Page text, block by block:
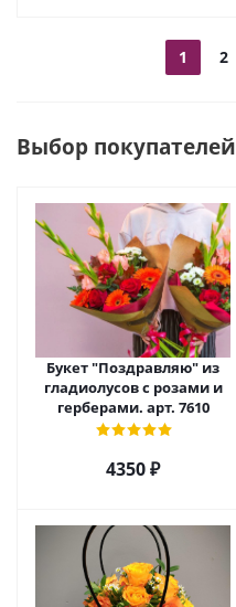
1 2
Выбор покупателей
Букет "Поздравляю" из
гладиолусов с розами и
герберами. арт. 7610
4350 ₽